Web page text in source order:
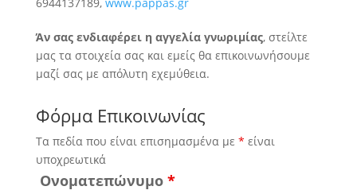
Άν σας ενδιαφέρει η αγγελία γνωριμίας, στείλτε
μας τα στοιχεία σας και εμείς θα επικοινωνήσουμε
μαζί σας με απόλυτη εχεμύθεια.
Φόρμα Επικοινωνίας
Τα πεδία που είναι επισημασμένα με * είναι
υποχρεωτικά
Ονοματεπώνυμο *